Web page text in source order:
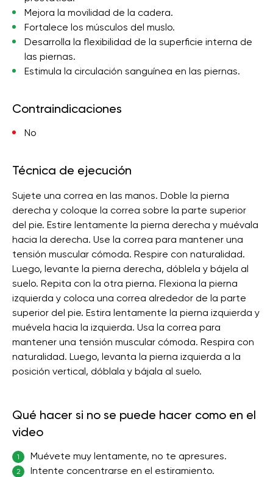
Mejora la movilidad de la cadera.
Fortalece los músculos del muslo.
Desarrolla la flexibilidad de la superficie interna de
las piernas.
Estimula la circulación sanguínea en las piernas.
Contraindicaciones
No
Técnica de ejecución
Sujete una correa en las manos. Doble la pierna
derecha y coloque la correa sobre la parte superior
del pie. Estire lentamente la pierna derecha y muévala
hacia la derecha. Use la correa para mantener una
tensión muscular cómoda. Respire con naturalidad.
Luego, levante la pierna derecha, dóblela y bájela al
suelo. Repita con la otra pierna. Flexiona la pierna
izquierda y coloca una correa alrededor de la parte
superior del pie. Estira lentamente la pierna izquierda y
muévela hacia la izquierda. Usa la correa para
mantener una tensión muscular cómoda. Respira con
naturalidad. Luego, levanta la pierna izquierda a la
posición vertical, dóblala y bájala al suelo.
Qué hacer si no se puede hacer como en el
video
1 Muévete muy lentamente, no te apresures.
2 Intente concentrarse en el estiramiento.